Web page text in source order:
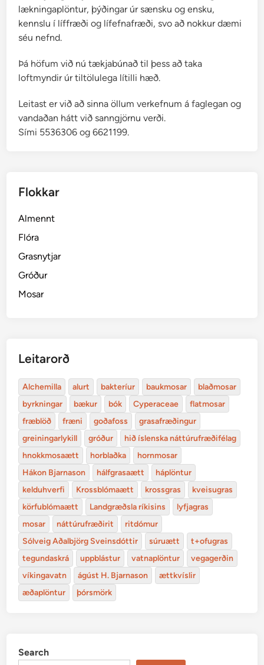
lækningaplöntur, þýðingar úr sænsku og ensku,
kennslu í líffræði og lífefnafræði, svo að nokkur dæmi
séu nefnd.
Þá höfum við nú tækjabúnað til þess að taka
loftmyndir úr tiltölulega lítilli hæð.
Leitast er við að sinna öllum verkefnum á faglegan og
vandaðan hátt við sanngjörnu verði.
Sími 5536306 og 6621199.
Flokkar
Almennt
Flóra
Grasnytjar
Gróður
Mosar
Leitarorð
Alchemilla alurt bakteríur baukmosar
blaðmosar
byrkningar
bækur bók Cyperaceae
flatmosar
fræblöð
fræni goðafoss
grasafræðingur
greiningarlykill
gróður
hið íslenska náttúrufræðifélag
hnokkmosaætt
horblaðka
hornmosar
Hákon Bjarnason
hálfgrasaætt
háplöntur
kelduhverfi
Krossblómaætt krossgras
kveisugras
körfublómaætt
Landgræðsla ríkisins
lyfjagras
mosar
náttúrufræðirit
ritdómur
Sólveig Aðalbjörg Sveinsdóttir
súruætt
t+ofugras
tegundaskrá
uppblástur vatnaplöntur
vegagerðin
víkingavatn
ágúst H. Bjarnason
ættkvíslir
æðaplöntur
þórsmörk
Search